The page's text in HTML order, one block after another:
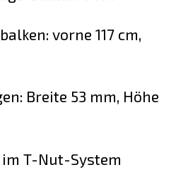
vorne 117 cm,
Breite 53 mm, Höhe
T-Nut-System